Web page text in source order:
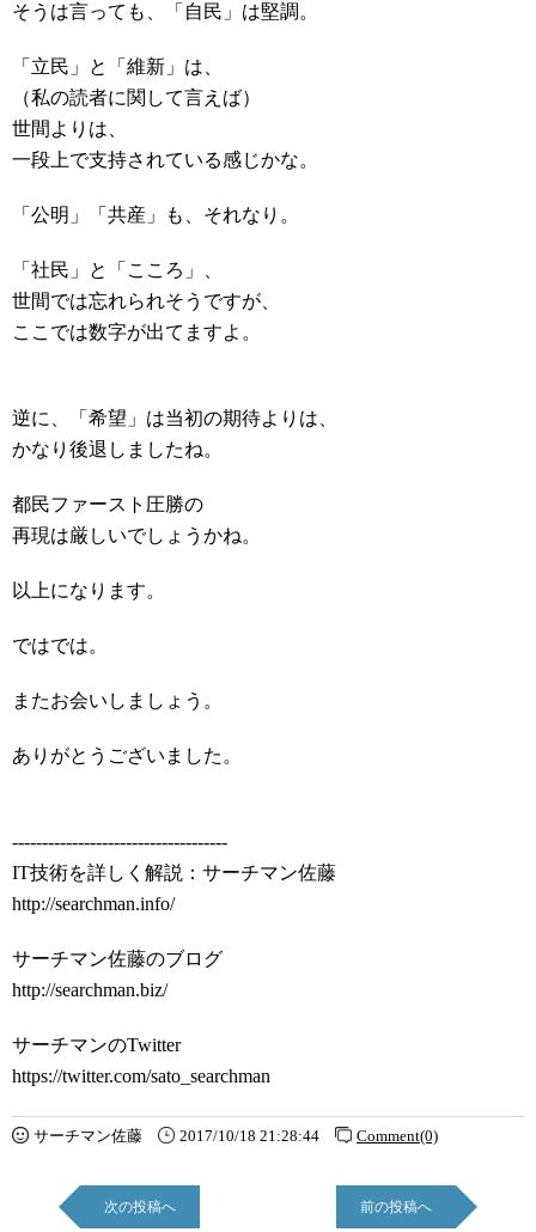
そうは言っても、「自民」は堅調。
「立民」と「維新」は、
（私の読者に関して言えば）
世間よりは、
一段上で支持されている感じかな。
「公明」「共産」も、それなり。
「社民」と「こころ」、
世間では忘れられそうですが、
ここでは数字が出てますよ。
逆に、「希望」は当初の期待よりは、
かなり後退しましたね。
都民ファースト圧勝の
再現は厳しいでしょうかね。
以上になります。
ではでは。
またお会いしましょう。
ありがとうございました。
------------------------------------
IT技術を詳しく解説：サーチマン佐藤
http://searchman.info/
サーチマン佐藤のブログ
http://searchman.biz/
サーチマンのTwitter
https://twitter.com/sato_searchman
サーチマン佐藤 2017/10/18 21:28:44 Comment(0)
次の投稿へ 前の投稿へ